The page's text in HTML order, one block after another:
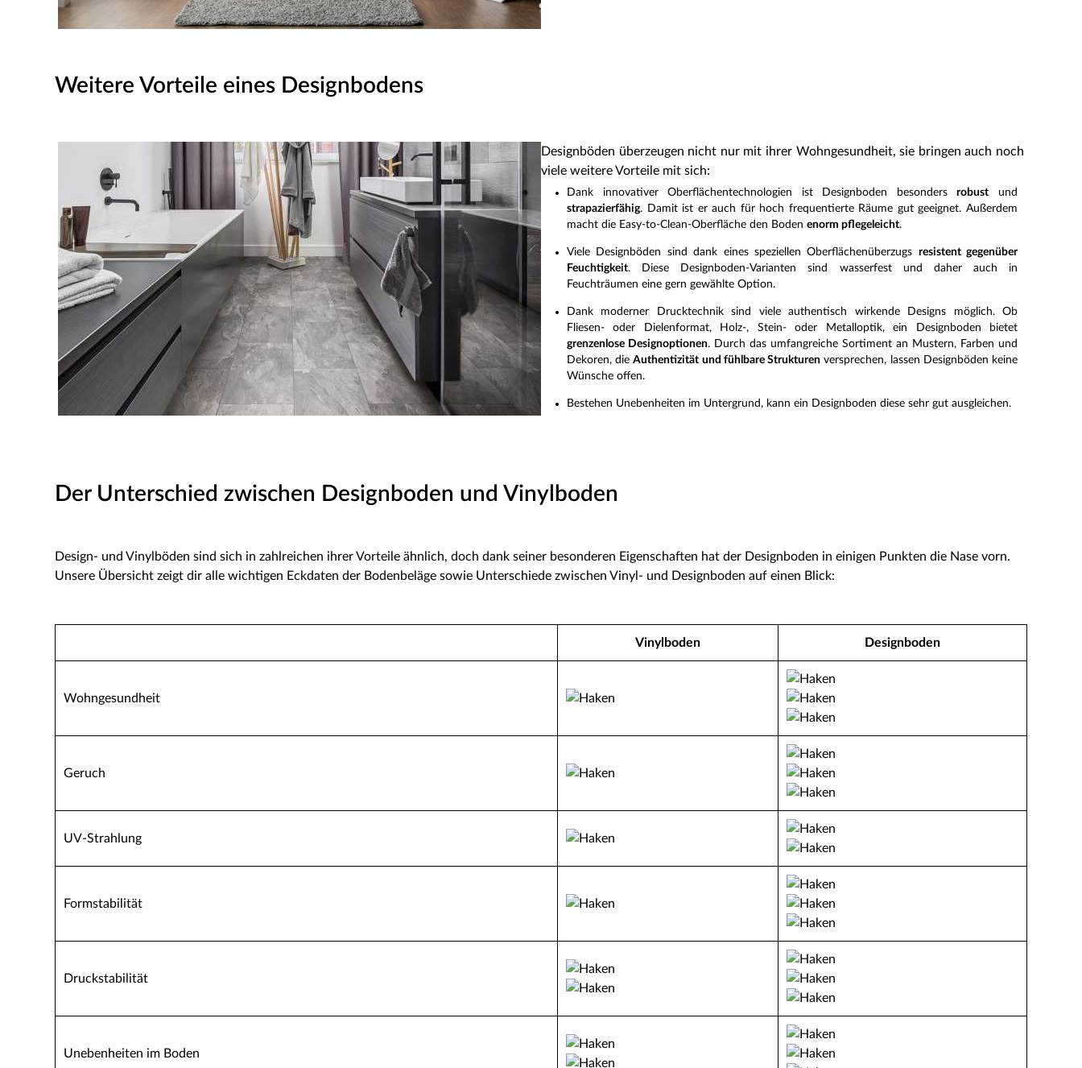
Weitere Vorteile eines Designbodens
Designböden überzeugen nicht nur mit ihrer Wohngesundheit, sie bringen auch noch
viele weitere Vorteile mit sich:
Dank innovativer Oberflächentechnologien ist Designboden besondersrobust und
strapazierfähig. Damit ist er auch für hoch frequentierte Räume gut geeignet. Außerdem
macht die Easy-to-Clean-Oberfläche den Boden enorm pflegeleicht.
Viele Designböden sind dank eines speziellen Oberflächenüberzugs resistent gegenüber
Feuchtigkeit. Diese Designboden-Varianten sind wasserfest und daher auch in
Feuchträumen eine gern gewählte Option.
Dank moderner Drucktechnik sind viele authentisch wirkende Designs möglich. Ob
Fliesen- oder Dielenformat, Holz-, Stein- oder Metalloptik, ein Designboden bietet
grenzenlose Designoptionen. Durch das umfangreiche Sortiment an Mustern, Farben und
Dekoren, dieAuthentizität und fühlbare Strukturen versprechen, lassen Designböden keine
Wünsche offen.
Bestehen Unebenheiten im Untergrund, kann ein Designboden diese sehr gut ausgleichen.
Der Unterschied zwischen Designboden und Vinylboden
Design- und Vinylböden sind sich in zahlreichen ihrer Vorteile ähnlich, doch dank seiner besonderen Eigenschaften hat der Designboden in einigen Punkten die Nase vorn.
Unsere Übersicht zeigt dir alle wichtigen Eckdaten der Bodenbeläge sowie Unterschiede zwischen Vinyl- und Designboden auf einen Blick:
Vinylboden Designboden
Wohngesundheit
Geruch
UV-Strahlung
Formstabilität
Druckstabilität
Unebenheiten im Boden